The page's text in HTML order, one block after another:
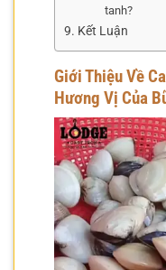
tanh?
Kết Luận
Giới Thiệu Về
Hương Vị Của